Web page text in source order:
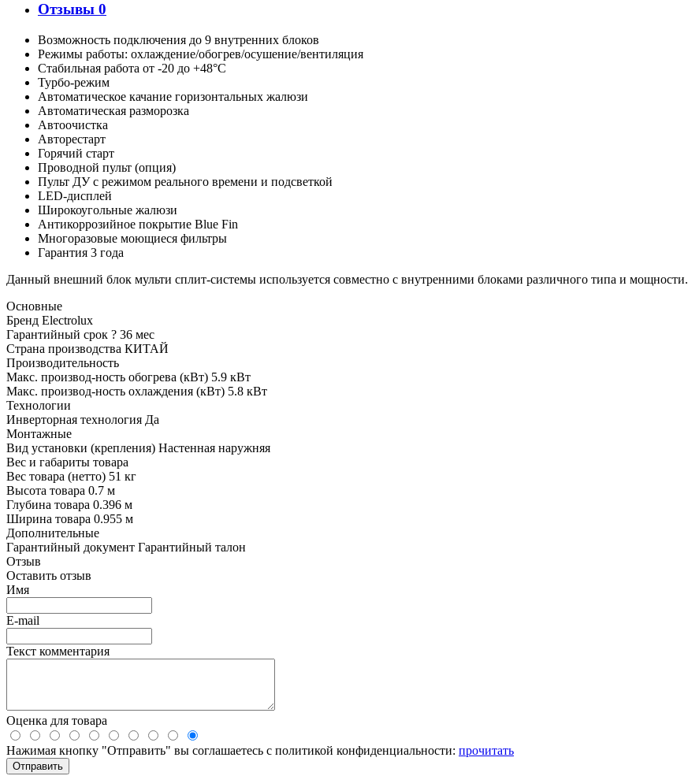
Отзывы 0
Возможность подключения до 9 внутренних блоков
Режимы работы: охлаждение/обогрев/осушение/вентиляция
Стабильная работа от -20 до +48°С
Турбо-режим
Автоматическое качание горизонтальных жалюзи
Автоматическая разморозка
Автоочистка
Авторестарт
Горячий старт
Проводной пульт (опция)
Пульт ДУ с режимом реального времени и подсветкой
LED-дисплей
Широкоугольные жалюзи
Антикоррозийное покрытие Blue Fin
Многоразовые моющиеся фильтры
Гарантия 3 года
Данный внешний блок мульти сплит-системы используется совместно с внутренними блоками различного типа и мощности.
Основные
Бренд Electrolux
Гарантийный срок ? 36 мес
Страна производства КИТАЙ
Производительность
Макс. производ-ность обогрева (кВт) 5.9 кВт
Макс. производ-ность охлаждения (кВт) 5.8 кВт
Технологии
Инверторная технология Да
Монтажные
Вид установки (крепления) Настенная наружняя
Вес и габариты товара
Вес товара (нетто) 51 кг
Высота товара 0.7 м
Глубина товара 0.396 м
Ширина товара 0.955 м
Дополнительные
Гарантийный документ Гарантийный талон
Отзыв
Оставить отзыв
Имя
E-mail
Текст комментария
Оценка для товара
Нажимая кнопку "Отправить" вы соглашаетесь с политикой конфиденциальности: прочитать